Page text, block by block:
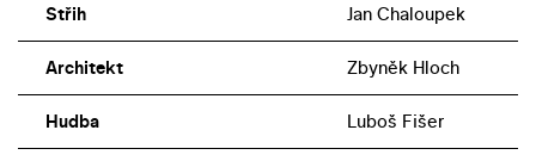
Střih Jan Chaloupek
Architekt Zbyněk Hloch
Hudba Luboš Fišer